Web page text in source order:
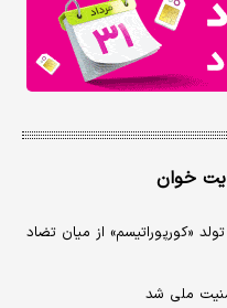
خوان
«کورپوراتیسم» از میان تضاد
ملی شد